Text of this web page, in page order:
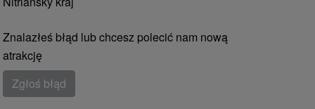
Znalazłeś błąd lub chcesz polecić nam nową
atrakcję
Zgłoś błąd